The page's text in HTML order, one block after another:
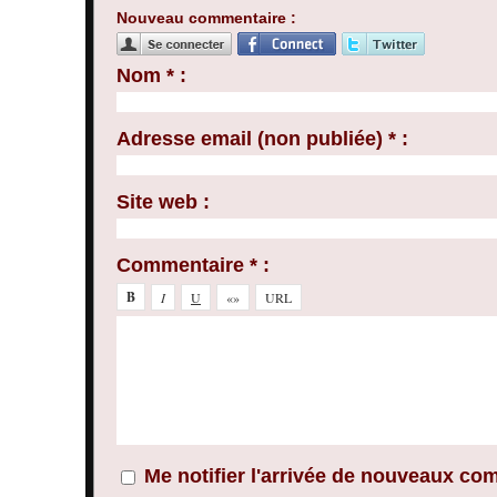
Nouveau commentaire :
Nom * :
Adresse email (non publiée) * :
Site web :
Commentaire * :
Me notifier l'arrivée de nouveaux